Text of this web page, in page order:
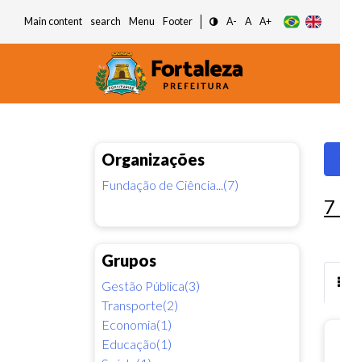
Main content search Menu Footer A- A A+
Organizações
Fundação de Ciência...(7)
Grupos
Gestão Pública(3)
Transporte(2)
Economia(1)
Educação(1)
7